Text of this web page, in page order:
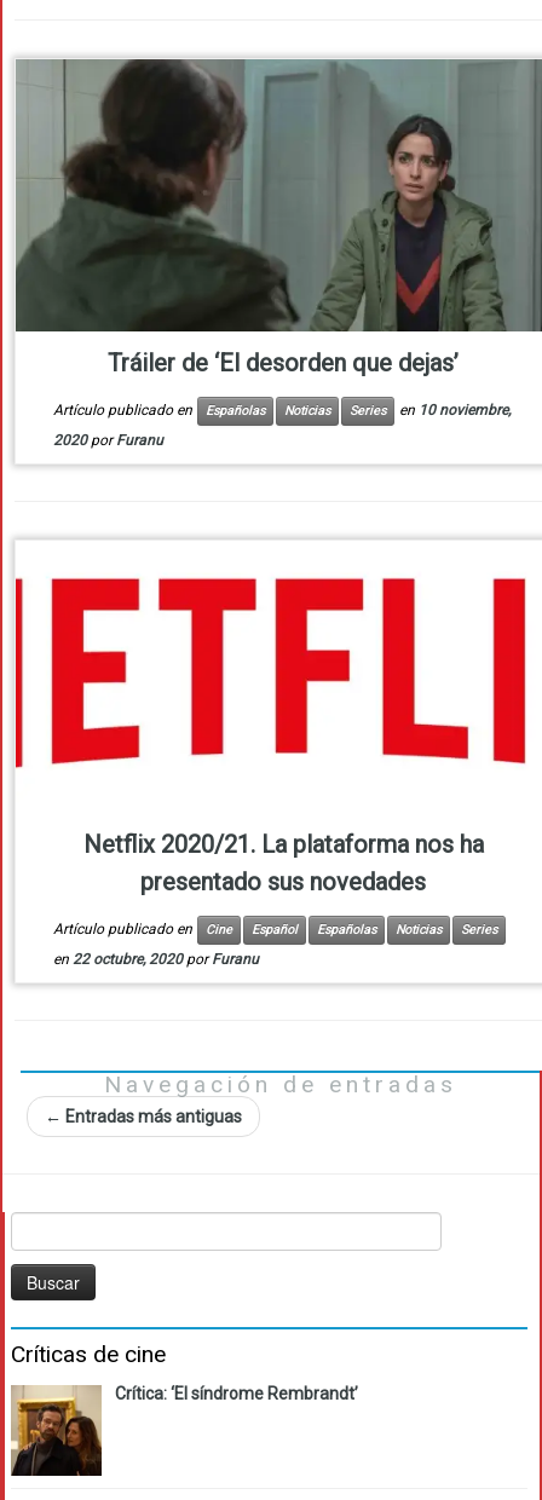
Tráiler de ‘El desorden que dejas’
Artículo publicado en Españolas Noticias Series en 10 noviembre,
2020 porFuranu
Netflix 2020/21. La plataforma nos ha
presentado sus novedades
Artículo publicado en Cine Español Españolas Noticias Series
en 22 octubre, 2020 porFuranu
Navegación de entradas
← Entradas más antiguas
Críticas de cine
Crítica: ‘El síndrome Rembrandt’